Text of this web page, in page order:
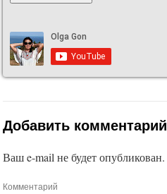
Добавить комментарий
Ваш e-mail не будет опубликован.
Комментарий